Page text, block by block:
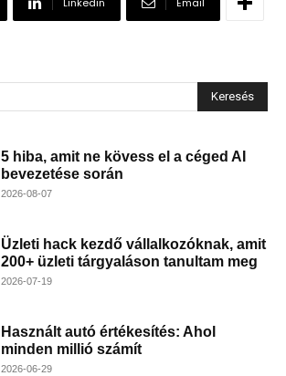
Linkedin Email
Keresés
5 hiba, amit ne kövess el a céged AI
bevezetése során
2026-08-07
Üzleti hack kezdő vállalkozóknak, amit
200+ üzleti tárgyaláson tanultam meg
2026-07-19
Használt autó értékesítés: Ahol
minden millió számít
2026-06-29